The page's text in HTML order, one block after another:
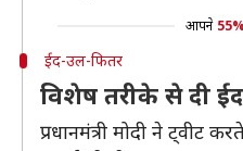
आपने 55%
ईद-उल-फितर
विशेष तरीके से दी
प्रधानमंत्री मोदी ने ट्वीट